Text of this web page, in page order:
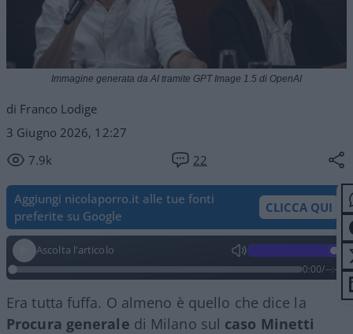
di Franco Lodige
3 Giugno 2026, 12:27
7.9k
22
Immagine generata da AI tramite GPT Image 1.5 di OpenAI
Aggiungi nicolaporro.it alle tue fonti
preferite su Google
CLICCA QUI
Ascolta l'articolo
0:00/--:--
Era tutta fuffa. O almeno è quello che dice la
Procura generale di Milano sul caso Minetti